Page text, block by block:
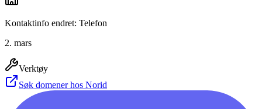
Kontaktinfo endret: Telefon
2. mars
Verktøy
Søk domener hos Norid